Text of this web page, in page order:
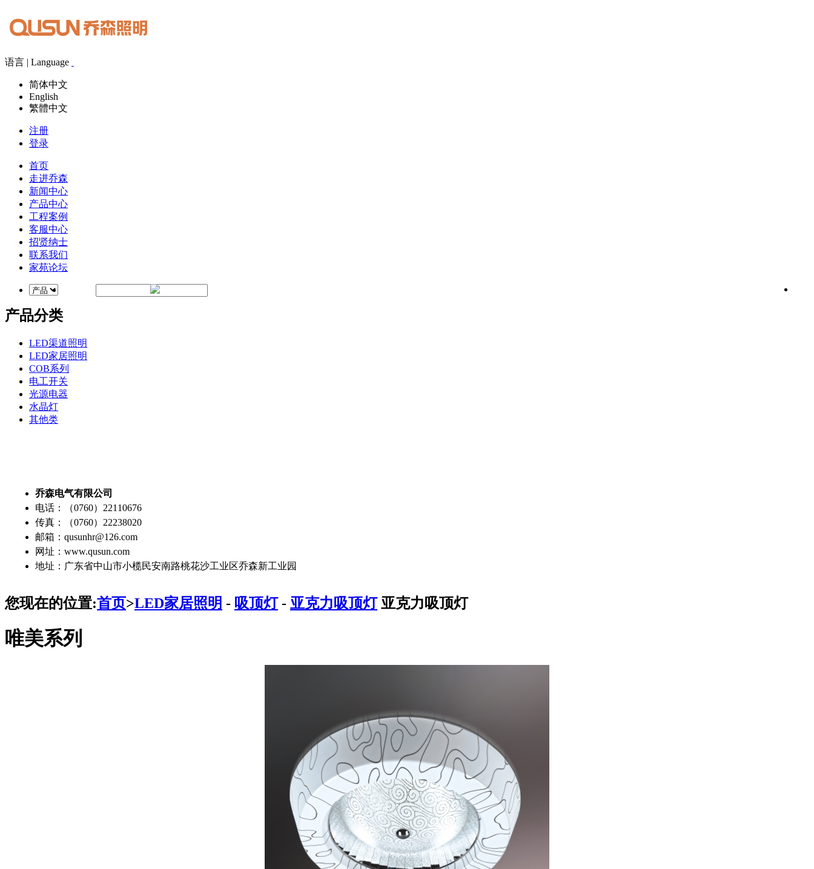
语言 | Language
简体中文
English
繁體中文
注册
登录
首页
走进乔森
新闻中心
产品中心
工程案例
客服中心
招贤纳士
联系我们
家苑论坛
产品分类
LED渠道照明
LED家居照明
COB系列
电工开关
光源电器
水晶灯
其他类
乔森电气有限公司
电话：（0760）22110676
传真：（0760）22238020
邮箱：qusunhr@126.com
网址：www.qusun.com
地址：广东省中山市小榄民安南路桃花沙工业区乔森新工业园
您现在的位置:首页>LED家居照明 - 吸顶灯- 亚克力吸顶灯 亚克力吸顶灯
唯美系列